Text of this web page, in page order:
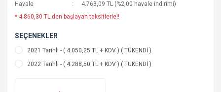
Havale
4.763,09 TL (%2,00 havale indirimi)
* 4.860,30 TL den başlayan taksitlerle!!
SEÇENEKLER
2021 Tarihli - ( 4.050,25 TL + KDV ) ( TÜKENDİ )
2022 Tarihli - ( 4.288,50 TL + KDV ) ( TÜKENDİ )